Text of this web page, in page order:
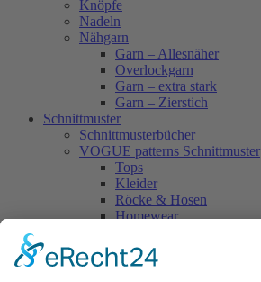
Knöpfe
Nadeln
Nähgarn
Garn – Allesnäher
Overlockgarn
Garn – extra stark
Garn – Zierstich
Schnittmuster
Schnittmusterbücher
VOGUE patterns Schnittmuster
Tops
Kleider
Röcke & Hosen
Homewear
Vogue Vintage
Herren